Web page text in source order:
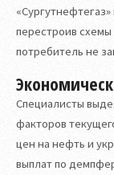
перестроив
потребитель не
Специалисты
факторов
цен на нефть и
выплат по